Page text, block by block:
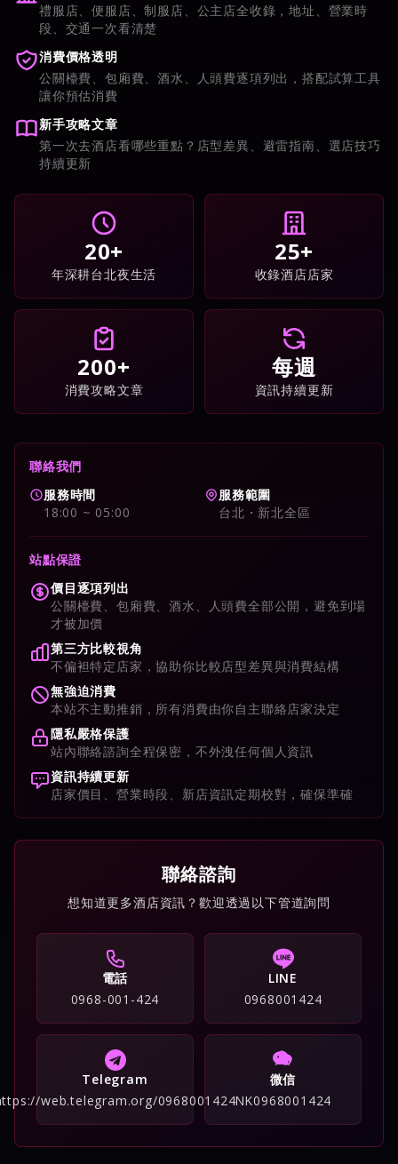
禮服店、便服店、制服店、公主店全收錄，地址、營業時
段、交通一次看清楚
消費價格透明
公關檯費、包廂費、酒水、人頭費逐項列出，搭配試算工具
讓你預估消費
新手攻略文章
第一次去酒店看哪些重點？店型差異、避雷指南、選店技巧
持續更新
20+
年深耕台北夜生活
25+
收錄酒店店家
200+
消費攻略文章
每週
資訊持續更新
聯絡我們
服務時間
18:00 ~ 05:00
服務範圍
台北・新北全區
站點保證
價目逐項列出
公關檯費、包廂費、酒水、人頭費全部公開，避免到場
才被加價
第三方比較視角
不偏袒特定店家，協助你比較店型差異與消費結構
無強迫消費
本站不主動推銷，所有消費由你自主聯絡店家決定
隱私嚴格保護
站內聯絡諮詢全程保密，不外洩任何個人資訊
資訊持續更新
店家價目、營業時段、新店資訊定期校對，確保準確
聯絡諮詢
想知道更多酒店資訊？歡迎透過以下管道詢問
電話
0968-001-424
LINE
0968001424
Telegram
web.telegram.org/0968001424
微信
NK0968001424